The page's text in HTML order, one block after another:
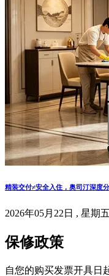
精装交付≠安全入住，奥司汀深度
2026年05月22日 , 星期五
保修政策
自您的购买发票开具日